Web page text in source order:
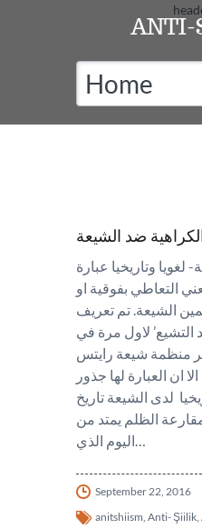
ANTI-
Home
ضد الشيعة
لغويا وتاريخيا عبارة
التعاطي بفوقية او
الشيعة. تم تعريف
التشيع’ لاول مرة في
منظمة شيعة رايتس
ووتش عام 2011 الا ان العبارة لها جذور
لدى الشيعة تاريخ
الظلم يمتد من
اليوم الذي…
September 22, 2016
anitshiism, Anti- Şiilik,